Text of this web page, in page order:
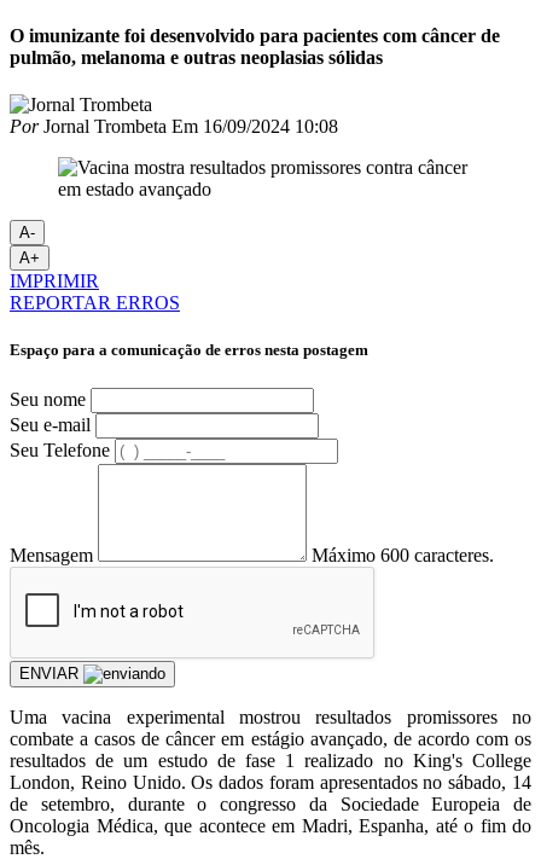
O imunizante foi desenvolvido para pacientes com câncer de
pulmão, melanoma e outras neoplasias sólidas
PorJornal Trombeta Em 16/09/2024 10:08
A-
A+
IMPRIMIR
REPORTAR ERROS
Espaço para a comunicação de erros nesta postagem
Seu nome
Seu e-mail
Seu Telefone
Mensagem Máximo 600 caracteres.
ENVIAR
Uma vacina experimental mostrou resultados promissores no
combate a casos de câncer em estágio avançado, de acordo com os
resultados de um estudo de fase 1 realizado no King's College
London, Reino Unido. Os dados foram apresentados no sábado, 14
de setembro, durante o congresso da Sociedade Europeia de
Oncologia Médica, que acontece em Madri, Espanha, até o fim do
mês.